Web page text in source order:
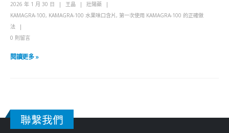
2026 年 1 月 30 日 王晶
壯陽藥
KAMAGRA-100, KAMAGRA-100 水果味口含片, 第一次使用 KAMAGRA-100 的正確做
法
0 則留言
閱讀更多 »
聯繫我們